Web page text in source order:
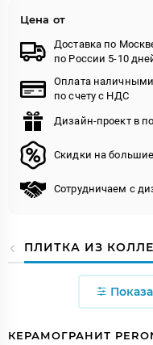
Цена от
Доставка по
по России 5-10
Оплата
по счету с НДС
Дизайн-проект в
Скидки на
Сотрудничаем с
ПЛИТКА ИЗ
КЕРАМОГРАНИТ